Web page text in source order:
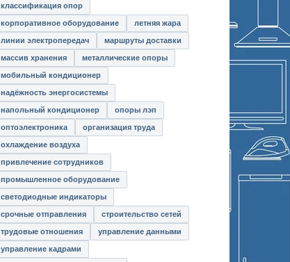
классификация опор
корпоративное оборудование летняя жара
линии электропередач маршруты доставки
массив хранения металлические опоры
мобильный кондиционер
надёжность энергосистемы
напольный кондиционер опоры лэп
оптоэлектроника организация труда
охлаждение воздуха
привлечение сотрудников
промышленное оборудование
светодиодные индикаторы
срочные отправления строительство сетей
трудовые отношения управление данными
управление кадрами